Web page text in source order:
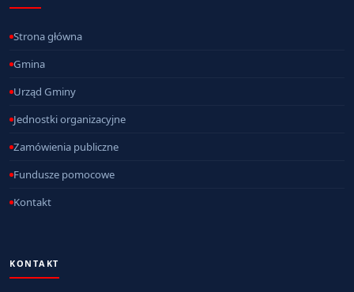
Strona główna
Gmina
Urząd Gminy
Jednostki organizacyjne
Zamówienia publiczne
Fundusze pomocowe
Kontakt
KONTAKT